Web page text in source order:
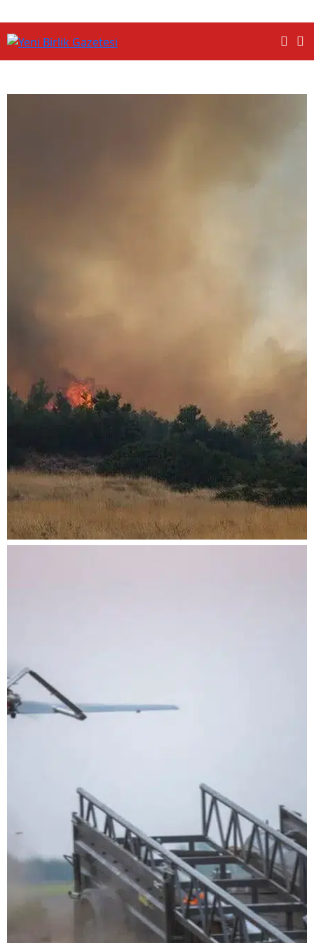
Atina yakınlarında
alevler yükseldi: Bir
yerleşim yeri boşaltıldı
Rus enerjisine ağır
darbe! Tataristan'daki
petrol tesisinde bilanço